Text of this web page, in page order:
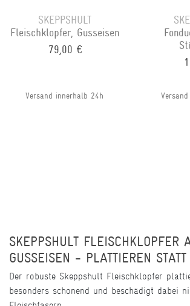
SKEPPSHULT
Fleischklopfer, Gusseisen
79,00 €
Versand innerhalb 24h
SKEPPSHULT FLEISCHKLOPFER
GUSSEISEN - PLATTIEREN
Der robuste Skeppshult Fleischklopfer
besonders schonend und beschädigt dabei